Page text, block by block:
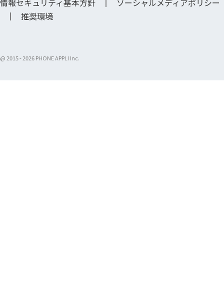
情報セキュリティ基本方針
ソーシャルメディアポリシー
推奨環境
@ 2015 -2026 PHONE APPLI Inc.